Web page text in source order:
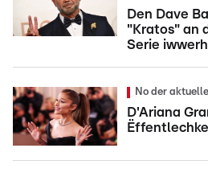
Den Dave
"Kratos" an
Serie
No der
D'Ariana